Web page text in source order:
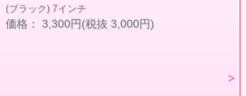
(ブラック) 7インチ
価格： 3,300円(税抜 3,000円)